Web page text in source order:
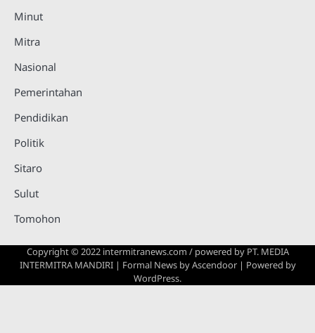
Minut
Mitra
Nasional
Pemerintahan
Pendidikan
Politik
Sitaro
Sulut
Tomohon
Copyright © 2022 intermitranews.com / powered by PT. MEDIA
INTERMITRA MANDIRI| Formal News byAscendoor| Powered by
WordPress.